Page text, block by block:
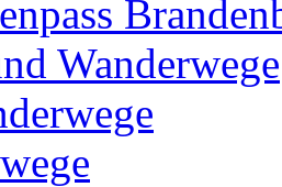
Wanderwege